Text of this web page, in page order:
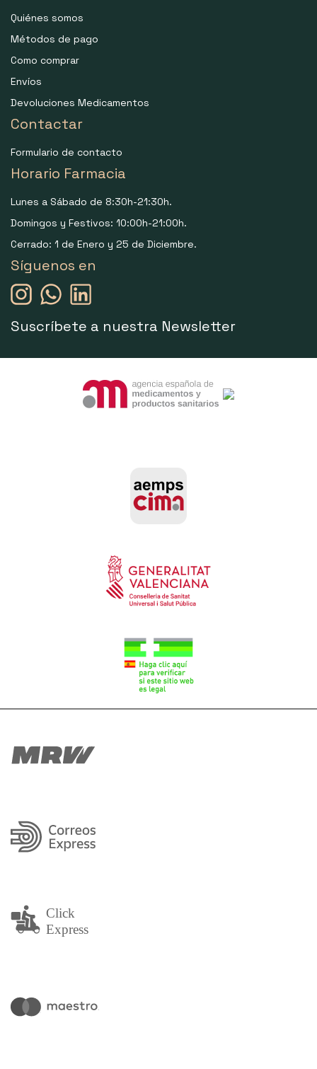
Quiénes somos
Métodos de pago
Como comprar
Envíos
Devoluciones Medicamentos
Contactar
Formulario de contacto
Horario Farmacia
Lunes a Sábado de 8:30h-21:30h.
Domingos y Festivos: 10:00h-21:00h.
Cerrado: 1 de Enero y 25 de Diciembre.
Síguenos en
Suscríbete a nuestra Newsletter